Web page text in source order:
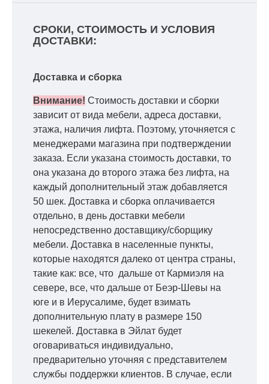
СРОКИ, СТОИМОСТЬ И УСЛОВИЯ
ДОСТАВКИ:
Доставка и сборка
Внимание! Стоимость доставки и сборки
зависит от вида мебели, адреса доставки,
этажа, наличия лифта. Поэтому, уточняется с
менеджерами магазина при подтверждении
заказа. Если указана стоимость доставки, то
она указана до второго этажа без лифта, на
каждый дополнительный этаж добавляется
50 шек. Доставка и сборка оплачивается
отдельно, в день доставки мебели
непосредственно доставщику/сборщику
мебели. Доставка в населенные пункты,
которые находятся далеко от центра страны,
такие как: все, что дальше от Кармиэля на
севере, все, что дальше от Беэр-Шевы на
юге и в Иерусалиме, будет взимать
дополнительную плату в размере 150
шекелей. Доставка в Эйлат будет
оговариваться индивидуально,
предварительно уточняя с представителем
службы поддержки клиентов. В случае, если